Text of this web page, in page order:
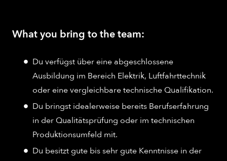
What you bring to the team:
Du verfügst über eine abgeschlossene
Ausbildung im Bereich Elektrik, Luftfahrttechnik
oder eine vergleichbare technische Qualifikation.
Du bringst idealerweise bereits Berufserfahrung
in der Qualitätsprüfung oder im technischen
Produktionsumfeld mit.
Du besitzt gute bis sehr gute Kenntnisse in der